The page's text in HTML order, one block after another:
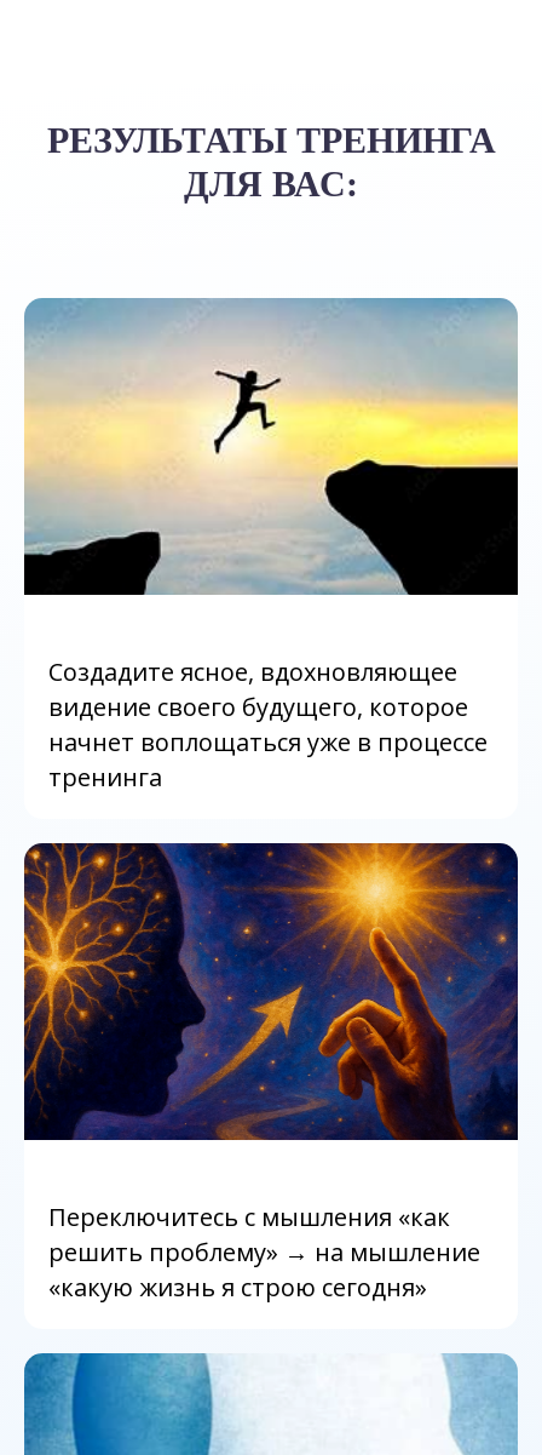
РЕЗУЛЬТАТЫ ТРЕНИНГА
ДЛЯ ВАС:
Создадите ясное, вдохновляющее
видение своего будущего, которое
начнет воплощаться уже в процессе
тренинга
Переключитесь с мышления «как
решить проблему» → на мышление
«какую жизнь я строю сегодня»